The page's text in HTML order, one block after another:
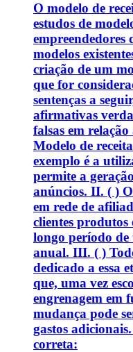
O modelo de
estudos de
empreendedores
modelos
criação de um
que for
sentenças a
afirmativas
falsas em
Modelo de
exemplo é a
permite a
anúncios. II. ( )
em rede de
clientes produtos
longo período de
anual. III. ( )
dedicado a essa
que, uma vez
engrenagem em
mudança pode
gastos
correta: